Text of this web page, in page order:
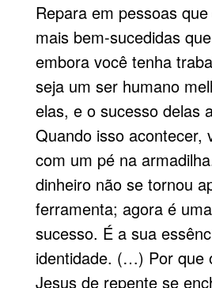
Repara em pessoas
mais bem-sucedidas
embora você tenha
seja um ser humano
elas, e o sucesso delas
Quando isso acontecer,
com um pé na
dinheiro não se tornou
ferramenta; agora é
sucesso. É a sua
identidade. (…) Por que
Jesus de repente se